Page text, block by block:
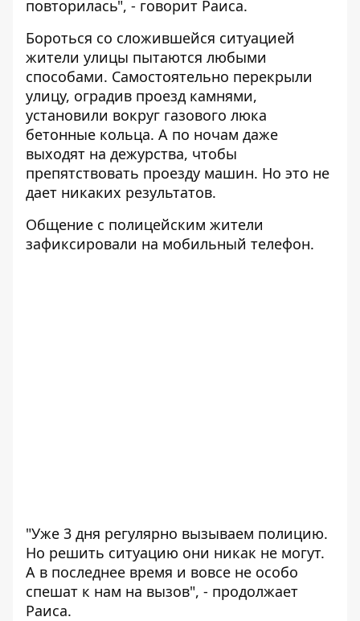
повторилась", - говорит Раиса.
Бороться со сложившейся ситуацией
жители улицы пытаются любыми
способами. Самостоятельно перекрыли
улицу, оградив проезд камнями,
установили вокруг газового люка
бетонные кольца. А по ночам даже
выходят на дежурства, чтобы
препятствовать проезду машин. Но это не
дает никаких результатов.
Общение с полицейским жители
зафиксировали на мобильный телефон.
"Уже 3 дня регулярно вызываем полицию.
Но решить ситуацию они никак не могут.
А в последнее время и вовсе не особо
спешат к нам на вызов", - продолжает
Раиса.